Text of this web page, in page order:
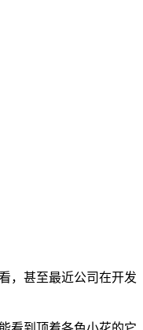
，甚至最近公司在开发